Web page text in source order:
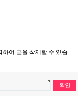
하여 글을 삭제할 수 있습